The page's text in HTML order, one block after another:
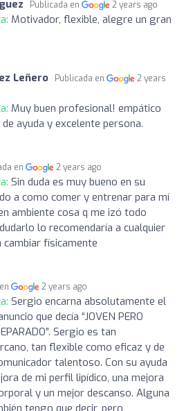
Publicada en 2 years ago
Motivador, flexible, alegre un gran
Leñero Publicada en
2 years
Muy buen profesional! empático
ayuda y excelente persona.
en 2 years ago
Sin duda es muy bueno en su
a como comer y entrenar para mí
ambiente cosa q me izó todo
lo recomendaría a cualquier
cambiar físicamente
2 years ago
Sergio encarna absolutamente el
que decía “JOVEN PERO
Sergio es tan
tan flexible como eficaz y de
talentoso. Con su ayuda
de mi perfil lipídico, una mejora
y un mejor descanso. Alguna
tengo que decir, pero